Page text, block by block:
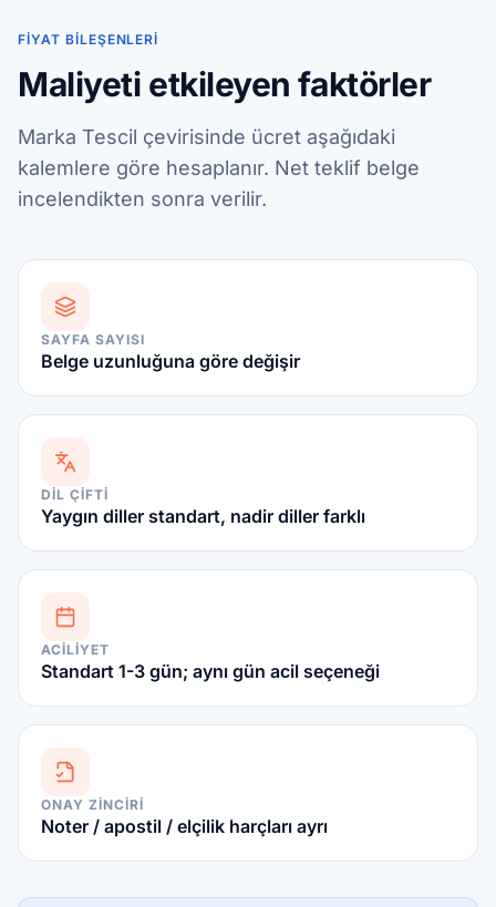
FIYAT BILEŞENLERI
Maliyeti etkileyen faktörler
Marka Tescil çevirisinde ücret aşağıdaki
kalemlere göre hesaplanır. Net teklif belge
incelendikten sonra verilir.
SAYFA SAYISI
Belge uzunluğuna göre değişir
DIL ÇIFTI
Yaygın diller standart, nadir diller farklı
ACILIYET
Standart 1-3 gün; aynı gün acil seçeneği
ONAY ZINCIRI
Noter / apostil / elçilik harçları ayrı